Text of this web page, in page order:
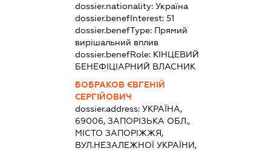
dossier.nationality: Україна
dossier.benefInterest: 51
dossier.benefType: Прямий
вирішальний вплив
dossier.benefRole: КІНЦЕВИЙ
БЕНЕФІЦІАРНИЙ ВЛАСНИК
БОБРАКОВ ЄВГЕНІЙ
СЕРГІЙОВИЧ
dossier.address: УКРАЇНА,
69006, ЗАПОРІЗЬКА ОБЛ.,
МІСТО ЗАПОРІЖЖЯ,
ВУЛ.НЕЗАЛЕЖНОЇ УКРАЇНИ,